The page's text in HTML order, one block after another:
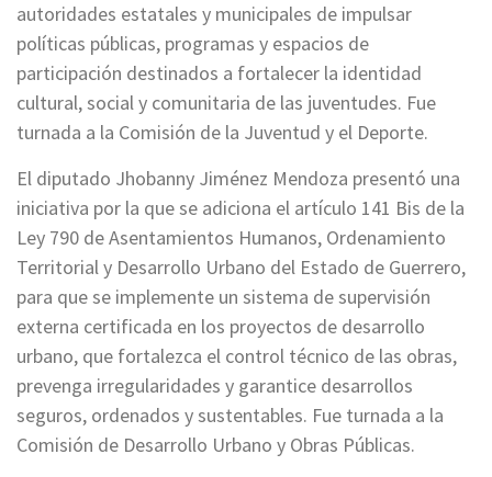
autoridades estatales y municipales de impulsar
políticas públicas, programas y espacios de
participación destinados a fortalecer la identidad
cultural, social y comunitaria de las juventudes. Fue
turnada a la Comisión de la Juventud y el Deporte.
El diputado Jhobanny Jiménez Mendoza presentó una
iniciativa por la que se adiciona el artículo 141 Bis de la
Ley 790 de Asentamientos Humanos, Ordenamiento
Territorial y Desarrollo Urbano del Estado de Guerrero,
para que se implemente un sistema de supervisión
externa certificada en los proyectos de desarrollo
urbano, que fortalezca el control técnico de las obras,
prevenga irregularidades y garantice desarrollos
seguros, ordenados y sustentables. Fue turnada a la
Comisión de Desarrollo Urbano y Obras Públicas.